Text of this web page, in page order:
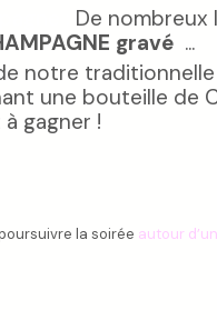
De nombreux
gravé ...
notre traditionnelle
une bouteille de
gagner !
la soirée autour